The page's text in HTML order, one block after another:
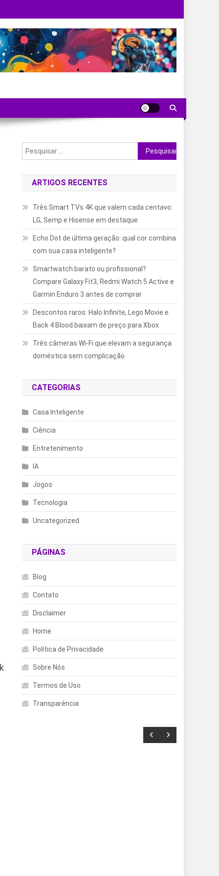
Pesquisar
por:
ARTIGOS RECENTES
Três Smart TVs 4K que valem cada centavo:
LG, Semp e Hisense em destaque
Echo Dot de última geração: qual cor combina
com sua casa inteligente?
Smartwatch barato ou profissional?
Compare Galaxy Fit3, Redmi Watch 5 Active e
Garmin Enduro 3 antes de comprar
Descontos raros: Halo Infinite, Lego Movie e
Back 4 Blood baixam de preço para Xbox
Três câmeras Wi-Fi que elevam a segurança
doméstica sem complicação
CATEGORIAS
Casa Inteligente
Ciência
Entretenimento
IA
Jogos
Tecnologia
Uncategorized
PÁGINAS
Blog
Contato
Disclaimer
Home
Política de Privacidade
Sobre Nós
Termos de Uso
Transparência